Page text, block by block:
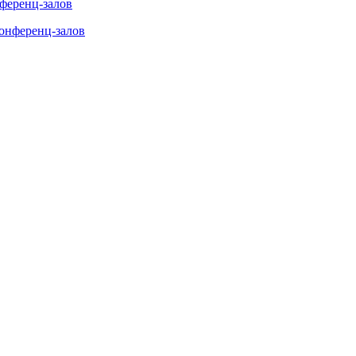
залов